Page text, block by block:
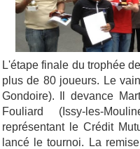
L'étape finale du trophée
plus de 80 joueurs. Le
Gondoire). Il devance
Fouliard (Issy-les-
représentant le Crédit
lancé le tournoi. La